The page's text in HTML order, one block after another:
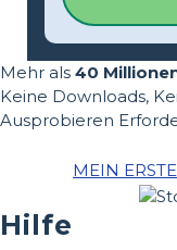
Mehr als 40
Keine Downloads,
Ausprobieren
MEIN
Hilfe